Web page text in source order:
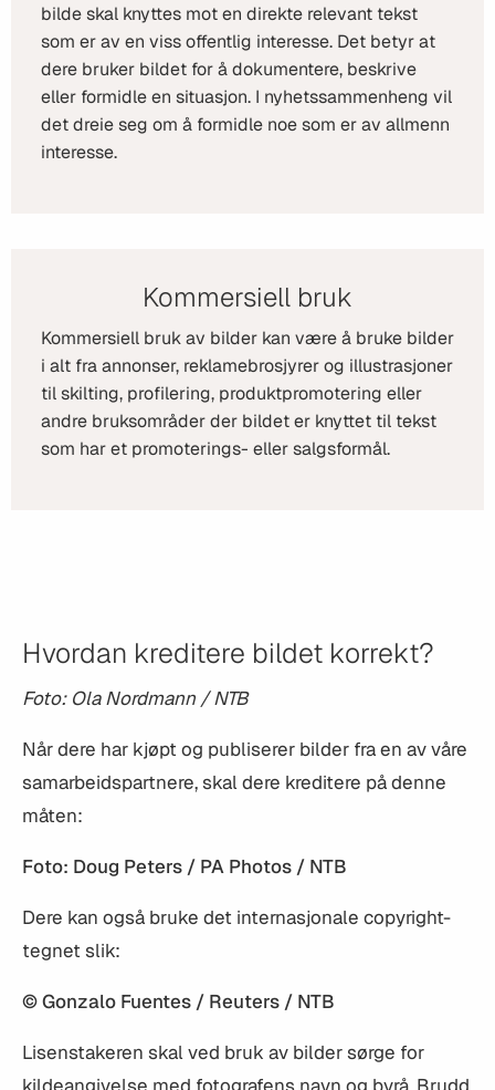
bilde skal knyttes mot en direkte relevant tekst
som er av en viss offentlig interesse. Det betyr at
dere bruker bildet for å dokumentere, beskrive
eller formidle en situasjon. I nyhetssammenheng vil
det dreie seg om å formidle noe som er av allmenn
interesse.
Kommersiell bruk
Kommersiell bruk av bilder kan være å bruke bilder
i alt fra annonser, reklamebrosjyrer og illustrasjoner
til skilting, profilering, produktpromotering eller
andre bruksområder der bildet er knyttet til tekst
som har et promoterings- eller salgsformål.
Hvordan kreditere bildet korrekt?
Foto: Ola Nordmann / NTB
Når dere har kjøpt og publiserer bilder fra en av våre
samarbeidspartnere, skal dere kreditere på denne
måten:
Foto: Doug Peters / PA Photos / NTB
Dere kan også bruke det internasjonale copyright-
tegnet slik:
© Gonzalo Fuentes / Reuters / NTB
Lisenstakeren skal ved bruk av bilder sørge for